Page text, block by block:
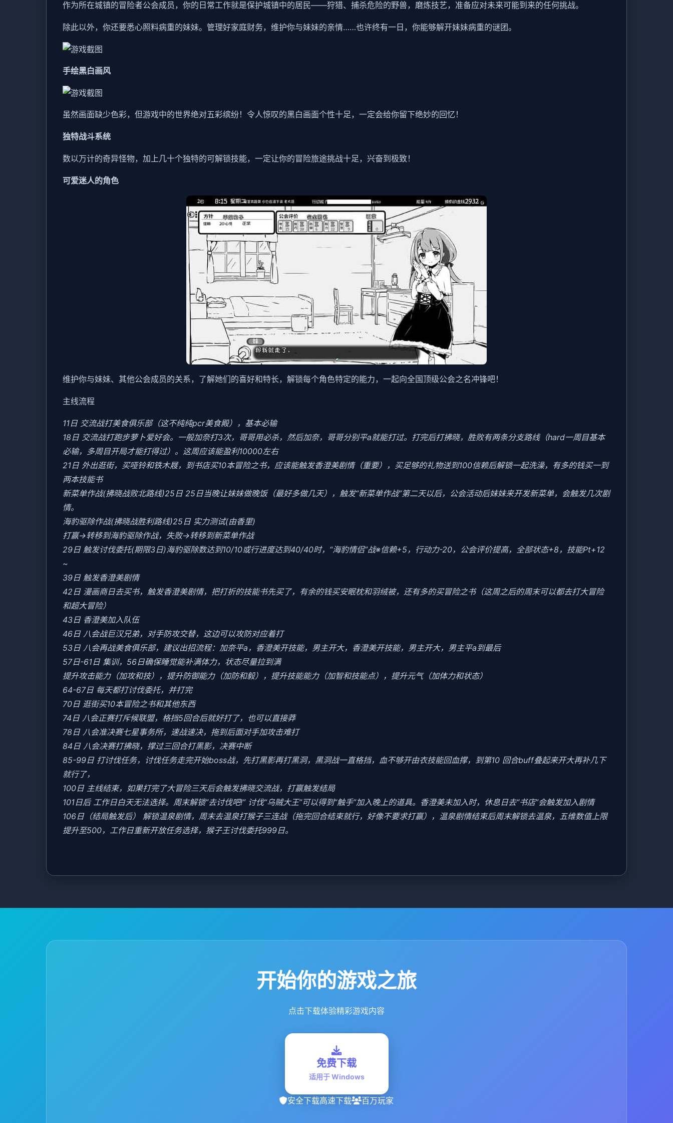
作为所在城镇的冒险者公会成员，你的日常工作就是保护城镇中的居民——狩猎、捕杀危险的野兽，磨炼技艺，准备应对未来可能到来的任何挑战。
除此以外，你还要悉心照料病重的妹妹。管理好家庭财务，维护你与妹妹的亲情……也许终有一日，你能够解开妹妹病重的谜团。
手绘黑白画风
虽然画面缺少色彩，但游戏中的世界绝对五彩缤纷！令人惊叹的黑白画面个性十足，一定会给你留下绝妙的回忆！
独特战斗系统
数以万计的奇异怪物，加上几十个独特的可解锁技能，一定让你的冒险旅途挑战十足，兴奋到极致！
可爱迷人的角色
维护你与妹妹、其他公会成员的关系，了解她们的喜好和特长，解锁每个角色特定的能力，一起向全国顶级公会之名冲锋吧！
主线流程
11日 交流战打美食俱乐部（这不纯纯pcr美食殿），基本必输
18日 交流战打跑步萝卜爱好会。一般加奈打3次，哥哥用必杀，然后加奈，哥哥分别平a就能打过。打完后打拂晓，胜败有两条分支路线（hard一周目基本
必输，多周目开局才能打得过）。这周应该能盈利10000左右
21日 外出逛街，买哑铃和铁木屐，到书店买10本冒险之书，应该能触发香澄美剧情（重要），买足够的礼物送到100信赖后解锁一起洗澡，有多的钱买一到
两本技能书
新菜单作战(拂晓战败北路线)25日 25日当晚让妹妹做晚饭（最好多做几天），触发“新菜单作战”第二天以后，公会活动后妹妹来开发新菜单，会触发几次剧
情。
海豹驱除作战(拂晓战胜利路线)25日 实力测试(由香里)
打赢→转移到海豹驱除作战，失败→转移到新菜单作战
29日 触发讨伐委托(期限3日)海豹驱除数达到10/10或行进度达到40/40时，“海豹情侣”战※信赖+5，行动力-20，公会评价提高，全部状态+8，技能Pt+12
~
39日 触发香澄美剧情
42日 漫画商日去买书，触发香澄美剧情，把打折的技能书先买了，有余的钱买安眠枕和羽绒被，还有多的买冒险之书（这周之后的周末可以都去打大冒险
和超大冒险）
43日 香澄美加入队伍
46日 八会战巨汉兄弟，对手防攻交替，这边可以攻防对应着打
53日 八会再战美食俱乐部，建议出招流程：加奈平a，香澄美开技能，男主开大，香澄美开技能，男主开大，男主平a到最后
57日-61日 集训，56日确保睡觉能补满体力，状态尽量拉到满
提升攻击能力（加攻和技），提升防御能力（加防和毅），提升技能能力（加智和技能点），提升元气（加体力和状态）
64-67日 每天都打讨伐委托，并打完
70日 逛街买10本冒险之书和其他东西
74日 八会正赛打斥候联盟，格挡5回合后就好打了，也可以直接莽
78日 八会准决赛七星事务所，速战速决，拖到后面对手加攻击难打
84日 八会决赛打拂晓，撑过三回合打黑影，决赛中断
85-99日 打讨伐任务，讨伐任务走完开始boss战，先打黑影再打黑洞，黑洞战一直格挡，血不够开由衣技能回血撑，到第10 回合buff叠起来开大再补几下
就行了，
100日 主线结束，如果打完了大冒险三天后会触发拂晓交流战，打赢触发结局
101日后 工作日白天无法选择。周末解锁“去讨伐吧!” 讨伐“乌贼大王”可以得到“触手”加入晚上的道具。香澄美未加入时，休息日去“书店”会触发加入剧情
106日（结局触发后） 解锁温泉剧情，周末去温泉打猴子三连战（拖完回合结束就行，好像不要求打赢），温泉剧情结束后周末解锁去温泉，五维数值上限
提升至500，工作日重新开放任务选择，猴子王讨伐委托999日。
开始你的游戏之旅
点击下载体验精彩游戏内容
免费下载
适用于 Windows
安全下载高速下载 百万玩家